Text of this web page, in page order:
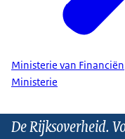
Ministerie van Financiën
Ministerie
De Rijksoverheid.